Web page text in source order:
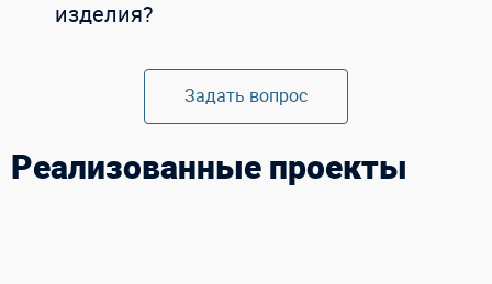
изделия?
Задать вопрос
Реализованные проекты